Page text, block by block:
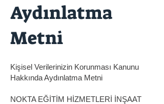
Aydınlatma
Metni
Kişisel Verilerinizin Korunması Kanunu
Hakkında Aydınlatma Metni
NOKTA EĞİTİM HİZMETLERİ İNŞAAT